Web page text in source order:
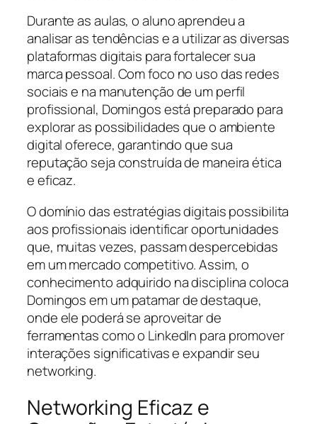
Durante as aulas, o aluno aprendeu a
analisar as tendências e a utilizar as diversas
plataformas digitais para fortalecer sua
marca pessoal. Com foco no uso das redes
sociais e na manutenção de um perfil
profissional, Domingos está preparado para
explorar as possibilidades que o ambiente
digital oferece, garantindo que sua
reputação seja construída de maneira ética
e eficaz.
O domínio das estratégias digitais possibilita
aos profissionais identificar oportunidades
que, muitas vezes, passam despercebidas
em um mercado competitivo. Assim, o
conhecimento adquirido na disciplina coloca
Domingos em um patamar de destaque,
onde ele poderá se aproveitar de
ferramentas como o LinkedIn para promover
interações significativas e expandir seu
networking.
Networking Eficaz e